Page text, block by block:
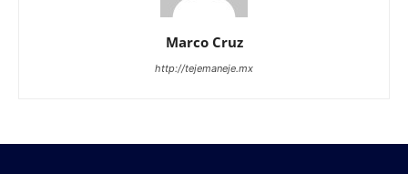
Marco Cruz
http://tejemaneje.mx